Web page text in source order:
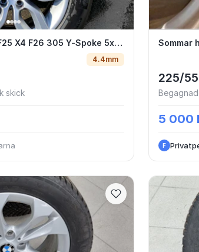
X3 F25 X4 F26 305 Y-Spoke
17" BMW 6787576 X3 F25 X4 F26 305 Y-Spoke 5x120 7.5x17 ET32 72.6 + 225/60 R17
4.4mm
skick
Sommar
225/
5 000
F